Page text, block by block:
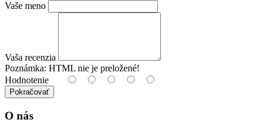
Vaše meno
Vaša recenzia
Poznámka: HTML nie je preložené!
Hodnotenie
Pokračovať
O nás